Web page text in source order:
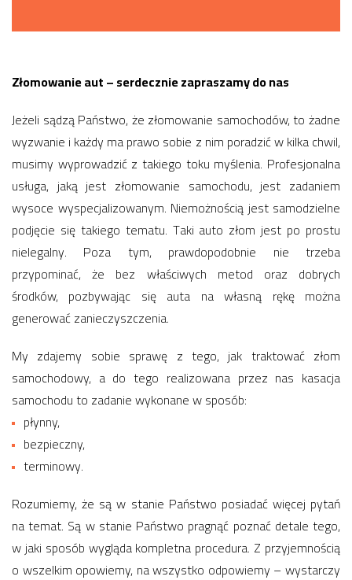
Złomowanie aut – serdecznie zapraszamy do nas
Jeżeli sądzą Państwo, że złomowanie samochodów, to żadne
wyzwanie i każdy ma prawo sobie z nim poradzić w kilka chwil,
musimy wyprowadzić z takiego toku myślenia. Profesjonalna
usługa, jaką jest złomowanie samochodu, jest zadaniem
wysoce wyspecjalizowanym. Niemożnością jest samodzielne
podjęcie się takiego tematu. Taki auto złom jest po prostu
nielegalny. Poza tym, prawdopodobnie nie trzeba
przypominać, że bez właściwych metod oraz dobrych
środków, pozbywając się auta na własną rękę można
generować zanieczyszczenia.
My zdajemy sobie sprawę z tego, jak traktować złom
samochodowy, a do tego realizowana przez nas kasacja
samochodu to zadanie wykonane w sposób:
płynny,
bezpieczny,
terminowy.
Rozumiemy, że są w stanie Państwo posiadać więcej pytań
na temat. Są w stanie Państwo pragnąć poznać detale tego,
w jaki sposób wygląda kompletna procedura. Z przyjemnością
o wszelkim opowiemy, na wszystko odpowiemy – wystarczy